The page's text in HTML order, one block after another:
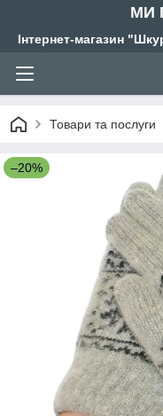
МИ
Інтернет-магазин
Товари та послуги
–20%